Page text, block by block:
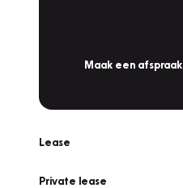
Maak een afspraak
Lease
Private lease